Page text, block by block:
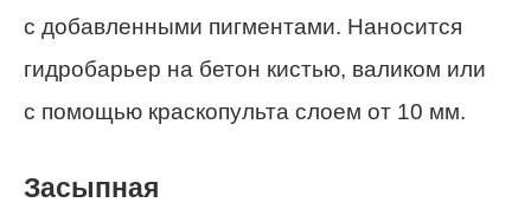
с добавленными пигментами. Наносится
гидробарьер на бетон кистью, валиком или
с помощью краскопульта слоем от 10 мм.
Засыпная